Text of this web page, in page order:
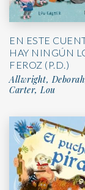
EN ESTE
HAY NINGÚN
FEROZ (P.D.)
Allwright,
Carter, Lou